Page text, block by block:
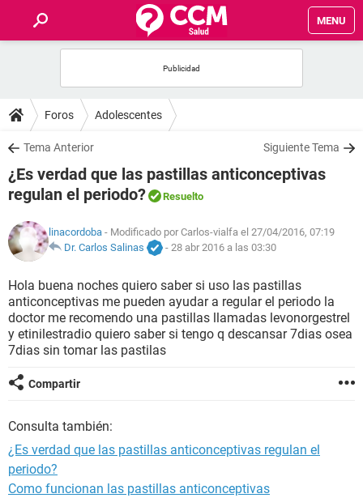
MENU
FOROS
SALUD
FAMILIA
NUTRICIÓN
SEXUALIDAD
GLOSARIO
Foros Adolescentes
Tema Anterior Siguiente Tema
¿Es verdad que las pastillas anticonceptivas
regulan el periodo?
Resuelto
linacordoba - Modificado por Carlos-vialfa el 27/04/2016, 07:19
Dr. Carlos Salinas
- 28 abr 2016 a las 03:30
Hola buena noches quiero saber si uso las pastillas
anticonceptivas me pueden ayudar a regular el periodo la
doctor me recomendo una pastillas llamadas levonorgestrel
y etinilestradio quiero saber si tengo q descansar 7dias osea
7dias sin tomar las pastilas
Compartir
Consulta también:
¿Es verdad que las pastillas anticonceptivas regulan el
periodo?
Como funcionan las pastillas anticonceptivas